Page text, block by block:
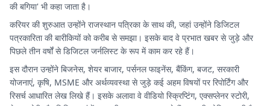
की बगिया' भी कहा जाता है।
करियर की शुरुआत उन्होंने राजस्थान पत्रिका के साथ की, जहां उन्होंने डिजिटल
पत्रकारिता की बारीकियों को करीब से समझा। इसके बाद वे प्रभात खबर से जुड़े और
पिछले तीन वर्षों से डिजिटल जर्नलिस्ट के रूप में काम कर रहे हैं।
इस दौरान उन्होंने बिजनेस, शेयर बाजार, पर्सनल फाइनेंस, बैंकिंग, बजट, सरकारी
योजनाएं, कृषि, MSME और अर्थव्यवस्था से जुड़े कई अहम विषयों पर रिपोर्टिंग और
रिसर्च आधारित लेख लिखे हैं। इसके अलावा वे वीडियो स्क्रिप्टिंग, एक्सप्लेनर स्टोरी,